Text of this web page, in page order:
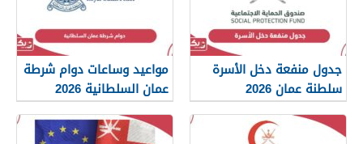
جدول منفعة دخل الأسرة
سلطنة عمان 2026
مواعيد وساعات دوام شرطة
عمان السلطانية 2026